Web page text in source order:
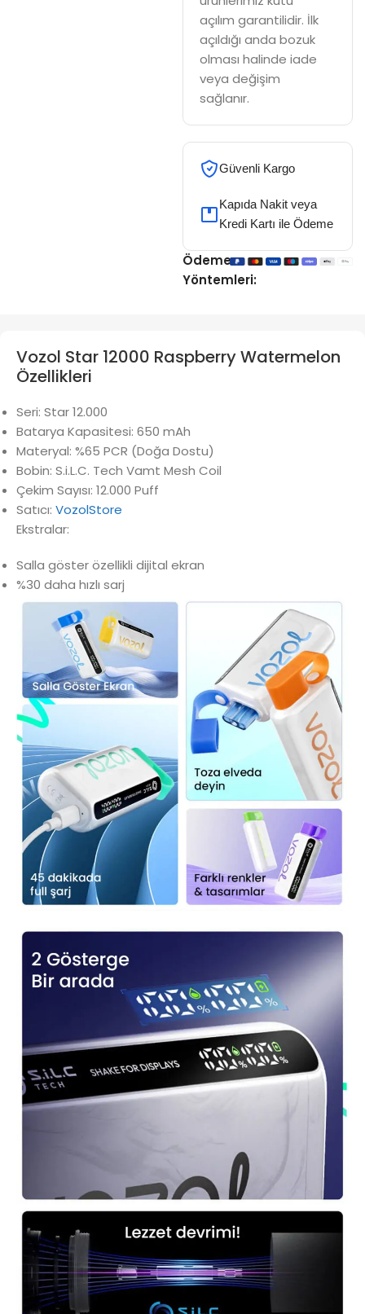
açılım garantilidir. İlk
açıldığı anda bozuk
olması halinde iade
veya değişim
sağlanır.
Güvenli Kargo
Kapıda Nakit veya
Kredi Kartı ile Ödeme
Ödeme
Yöntemleri:
Vozol Star 12000 Raspberry Watermelon
Özellikleri
Seri: Star 12.000
Batarya Kapasitesi: 650 mAh
Materyal: %65 PCR (Doğa Dostu)
Bobin: S.i.L.C. Tech Vamt Mesh Coil
Çekim Sayısı: 12.000 Puff
Satıcı: VozolStore
Ekstralar:
Salla göster özellikli dijital ekran
%30 daha hızlı sarj